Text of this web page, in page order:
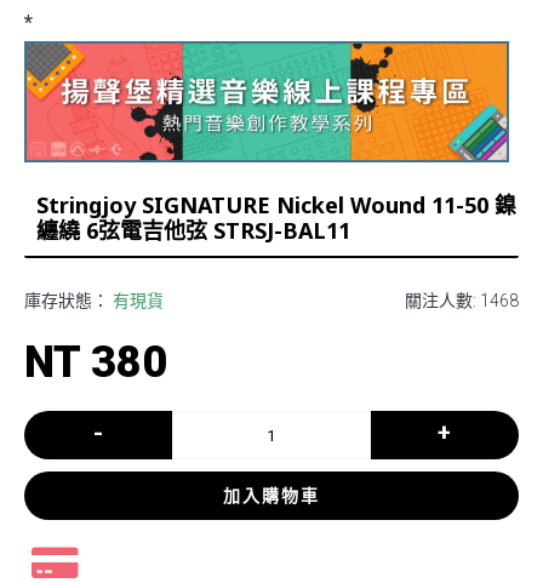
*
Stringjoy SIGNATURE Nickel Wound 11-50 鎳
纏繞 6弦電吉他弦 STRSJ-BAL11
關注人數: 1468
庫存狀態： 有現貨
NT 380
- +
加入購物車